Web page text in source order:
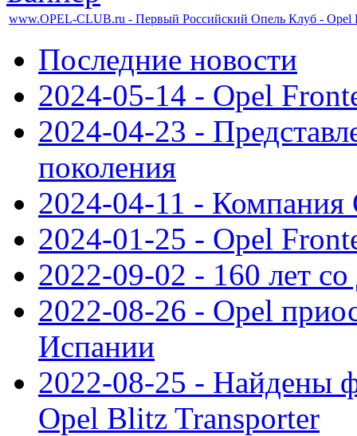
www.OPEL-CLUB.ru - Первый Российский Опель Клуб - Opel
Последние новости
2024-05-14 - Opel
2024-04-23 -
поколения
2024-04-11 - Компания
2024-01-25 - Opel
2022-09-02 - 160 лет
2022-08-26 - Opel
Испании
2022-08-25 - Найдены
Opel Blitz Transporter